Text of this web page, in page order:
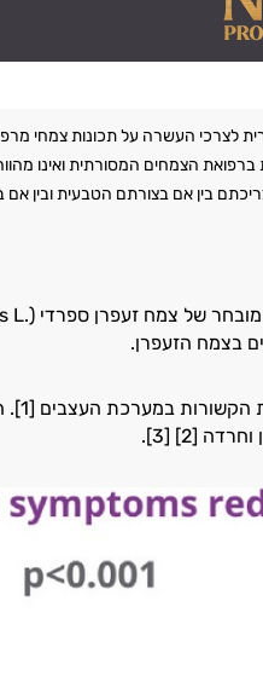
לצרכי העשרה על תכונות צמחי
הצמחים המסורתית ואינו מהווה
בין אם בצורתם הטבעית ובין
בצמח הזעפרן.
[2] [3].